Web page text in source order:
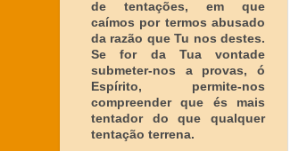
de tentações, em que
caímos por termos abusado
da razão que Tu nos destes.
Se for da Tua vontade
submeter-nos a provas, ó
Espírito, permite-nos
compreender que és mais
tentador do que qualquer
tentação terrena.